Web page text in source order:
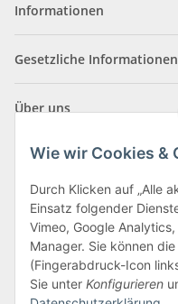
Informationen
Gesetzliche Informationen
Über uns
Klagenfurter Straße 29
9556 Liebenfels
Montag bis Donnerstag:
Freitag: 8:00 bis 12:00 Uhr
Wie wir Cookies &
Durch Klicken auf „Alle
Einsatz folgender
Vimeo, Google
Manager. Sie können
(Fingerabdruck-Icon
Sie unter Konfigurieren